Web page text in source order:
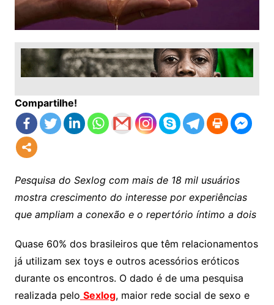
Compartilhe!
Pesquisa do Sexlog com mais de 18 mil usuários
mostra crescimento do interesse por experiências
que ampliam a conexão e o repertório íntimo a dois
Quase 60% dos brasileiros que têm relacionamentos
já utilizam sex toys e outros acessórios eróticos
durante os encontros. O dado é de uma pesquisa
realizada pelo Sexlog, maior rede social de sexo e